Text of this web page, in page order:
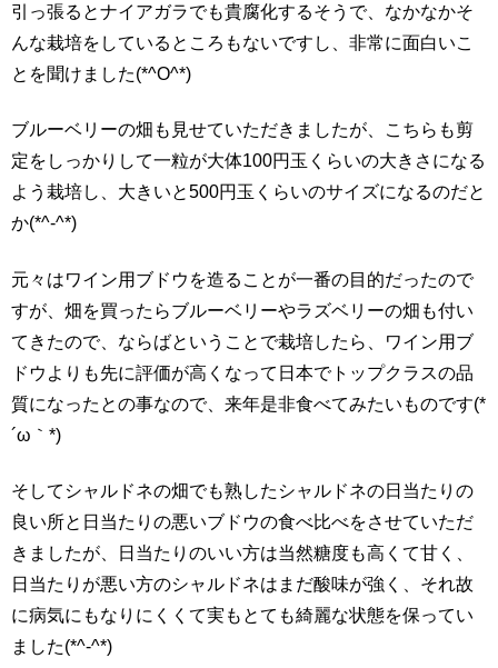
引っ張るとナイアガラでも貴腐化するそうで、なかなかそ
んな栽培をしているところもないですし、非常に面白いこ
とを聞けました(*^O^*)
ブルーベリーの畑も見せていただきましたが、こちらも剪
定をしっかりして一粒が大体100円玉くらいの大きさになる
よう栽培し、大きいと500円玉くらいのサイズになるのだと
か(*^-^*)
元々はワイン用ブドウを造ることが一番の目的だったので
すが、畑を買ったらブルーベリーやラズベリーの畑も付い
てきたので、ならばということで栽培したら、ワイン用ブ
ドウよりも先に評価が高くなって日本でトップクラスの品
質になったとの事なので、来年是非食べてみたいものです(*
´ω｀*)
そしてシャルドネの畑でも熟したシャルドネの日当たりの
良い所と日当たりの悪いブドウの食べ比べをさせていただ
きましたが、日当たりのいい方は当然糖度も高くて甘く、
日当たりが悪い方のシャルドネはまだ酸味が強く、それ故
に病気にもなりにくくて実もとても綺麗な状態を保ってい
ました(*^-^*)